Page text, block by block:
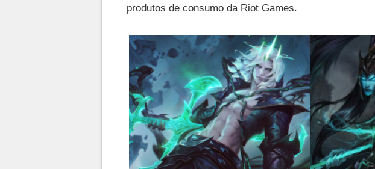
produtos de consumo da Riot Games.